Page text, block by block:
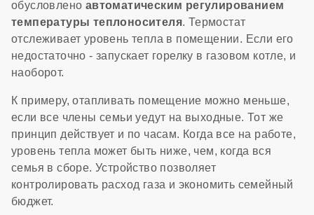
обусловлено автоматическим регулированием
температуры теплоносителя. Термостат
отслеживает уровень тепла в помещении. Если его
недостаточно - запускает горелку в газовом котле, и
наоборот.
К примеру, отапливать помещение можно меньше,
если все члены семьи уедут на выходные. Тот же
принцип действует и по часам. Когда все на работе,
уровень тепла может быть ниже, чем, когда вся
семья в сборе. Устройство позволяет
контролировать расход газа и экономить семейный
бюджет.